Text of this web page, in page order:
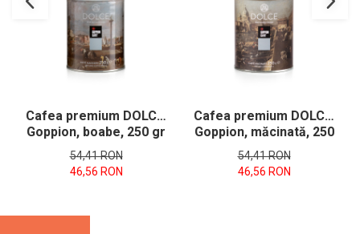
Cafea premium DOLCE,
Goppion, boabe, 250 gr
54,41 RON
46,56 RON
Cafea premium DOLCE,
Goppion, măcinată, 250
gr
54,41 RON
46,56 RON